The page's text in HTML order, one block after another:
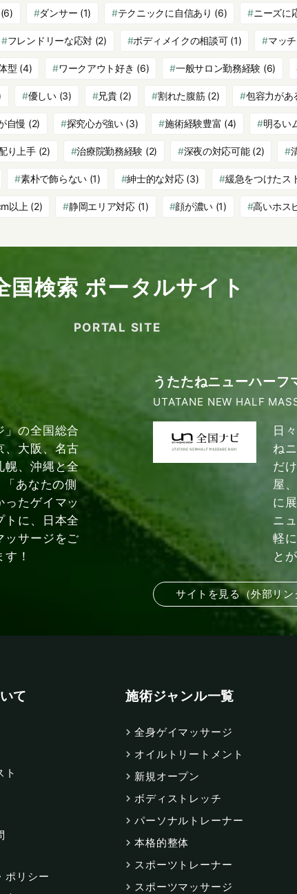
(6) ダンサー (1) テクニックに自信あり (6) ニーズに
フレンドリーな応対 (2) ボディメイクの相談可(1) マッ
型 (4) ワークアウト好き (6) 一般サロン勤務経験 (6)
優しい(3) 兄貴(2) 割れた腹筋(2) 包容力があ
自慢 (2) 探究心が強い(3) 施術経験豊富 (4) 明るい
り上手(2) 治療院勤務経験 (2) 深夜の対応可能(2)
素朴で飾らない(1) 紳士的な対応(3) 緩急をつけたス
以上 (2) 静岡エリア対応(1) 顔が濃い (1) 高いホス
国検索 ポータルサイト
PORTAL SITE
」の全国総合
、大阪、名古
幌、沖縄と全
あなたの側
ったゲイマッ
トに、日本全
ッサージをご
！
うたたねニューハーフ
UTATANE NEW HALF
日
ね
だ
屋
に
ニ
軽
と
サイトを見る（外部リン
て
ト
ポリシー
施術ジャンル一覧
全身ゲイマッサージ
オイルトリートメント
新規オープン
ボディストレッチ
パーソナルトレーナー
本格的整体
スポーツトレーナー
スポーツマッサージ